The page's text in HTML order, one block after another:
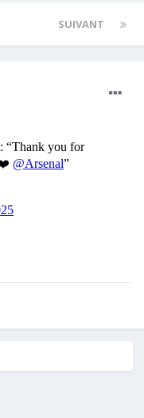
SUIVANT